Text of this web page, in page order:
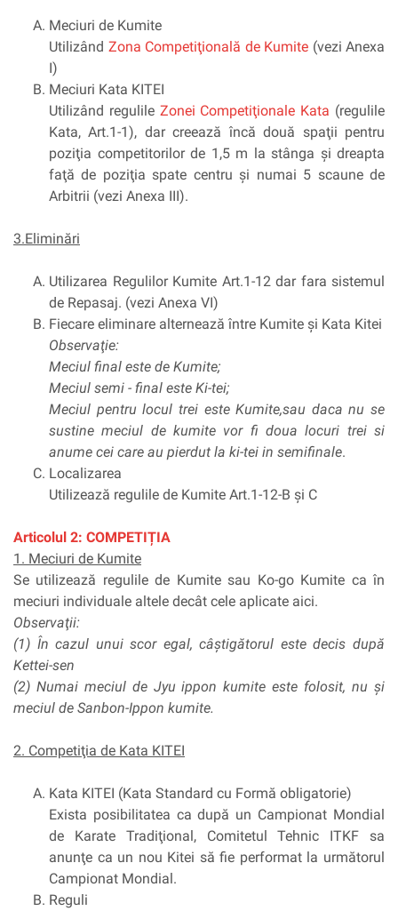
Meciuri de Kumite
Utilizând Zona Competiţională de Kumite (vezi Anexa
I)
Meciuri Kata KITEI
Utilizând regulile Zonei Competiţionale Kata (regulile
Kata, Art.1-1), dar creează încă două spaţii pentru
poziţia competitorilor de 1,5 m la stânga şi dreapta
faţă de poziţia spate centru şi numai 5 scaune de
Arbitrii (vezi Anexa III).
3.Eliminări
Utilizarea Regulilor Kumite Art.1-12 dar fara sistemul
de Repasaj. (vezi Anexa VI)
Fiecare eliminare alternează între Kumite şi Kata Kitei
Observaţie:
Meciul final este de Kumite;
Meciul semi - final este Ki-tei;
Meciul pentru locul trei este Kumite,sau daca nu se
sustine meciul de kumite vor fi doua locuri trei si
anume cei care au pierdut la ki-tei in semifinale.
Localizarea
Utilizează regulile de Kumite Art.1-12-B şi C
Articolul 2: COMPETIȚIA
1. Meciuri de Kumite
Se utilizează regulile de Kumite sau Ko-go Kumite ca în
meciuri individuale altele decât cele aplicate aici.
Observaţii:
(1) În cazul unui scor egal, câştigătorul este decis după
Kettei-sen
(2) Numai meciul de Jyu ippon kumite este folosit, nu şi
meciul de Sanbon-Ippon kumite.
2. Competiţia de Kata KITEI
Kata KITEI (Kata Standard cu Formă obligatorie)
Exista posibilitatea ca după un Campionat Mondial
de Karate Tradiţional, Comitetul Tehnic ITKF sa
anunţe ca un nou Kitei să fie performat la următorul
Campionat Mondial.
Reguli